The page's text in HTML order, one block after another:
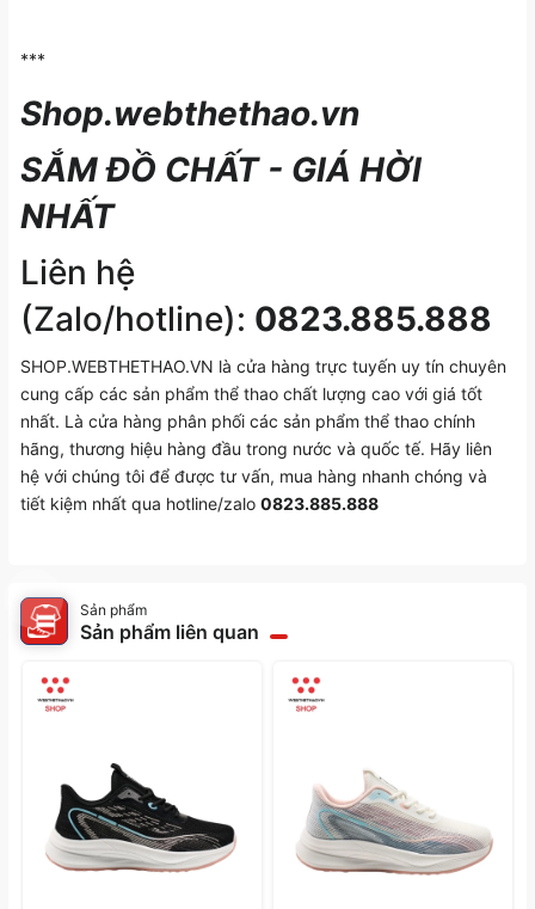
***
Shop.webthethao.vn
SẮM ĐỒ CHẤT - GIÁ HỜI
NHẤT
Liên hệ
(Zalo/hotline): 0823.885.888
SHOP.WEBTHETHAO.VN là cửa hàng trực tuyến uy tín chuyên
cung cấp các sản phẩm thể thao chất lượng cao với giá tốt
nhất. Là cửa hàng phân phối các sản phẩm thể thao chính
hãng, thương hiệu hàng đầu trong nước và quốc tế. Hãy liên
hệ với chúng tôi để được tư vấn, mua hàng nhanh chóng và
tiết kiệm nhất qua hotline/zalo 0823.885.888
Sản phẩm
Sản phẩm liên quan